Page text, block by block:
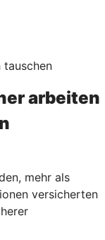
tauschen
arbeiten
mehr als
versicherten